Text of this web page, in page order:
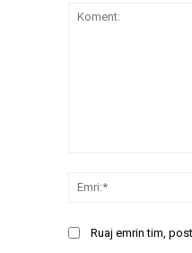
Ruaj emrin tim,